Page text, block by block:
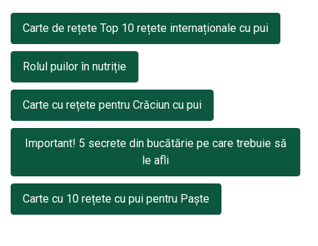
Carte de rețete Top 10 rețete internaționale cu pui
Rolul puilor în nutriție
Carte cu rețete pentru Crăciun cu pui
Important! 5 secrete din bucătărie pe care trebuie să
le afli
Carte cu 10 rețete cu pui pentru Paște